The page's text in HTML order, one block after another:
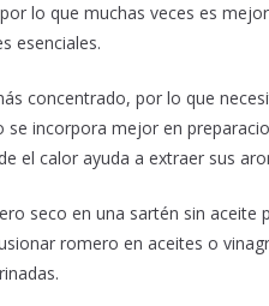
lo que muchas veces es
esenciales.
concentrado, por lo que
incorpora mejor en
el calor ayuda a extraer sus
seco en una sartén sin aceite
romero en aceites o